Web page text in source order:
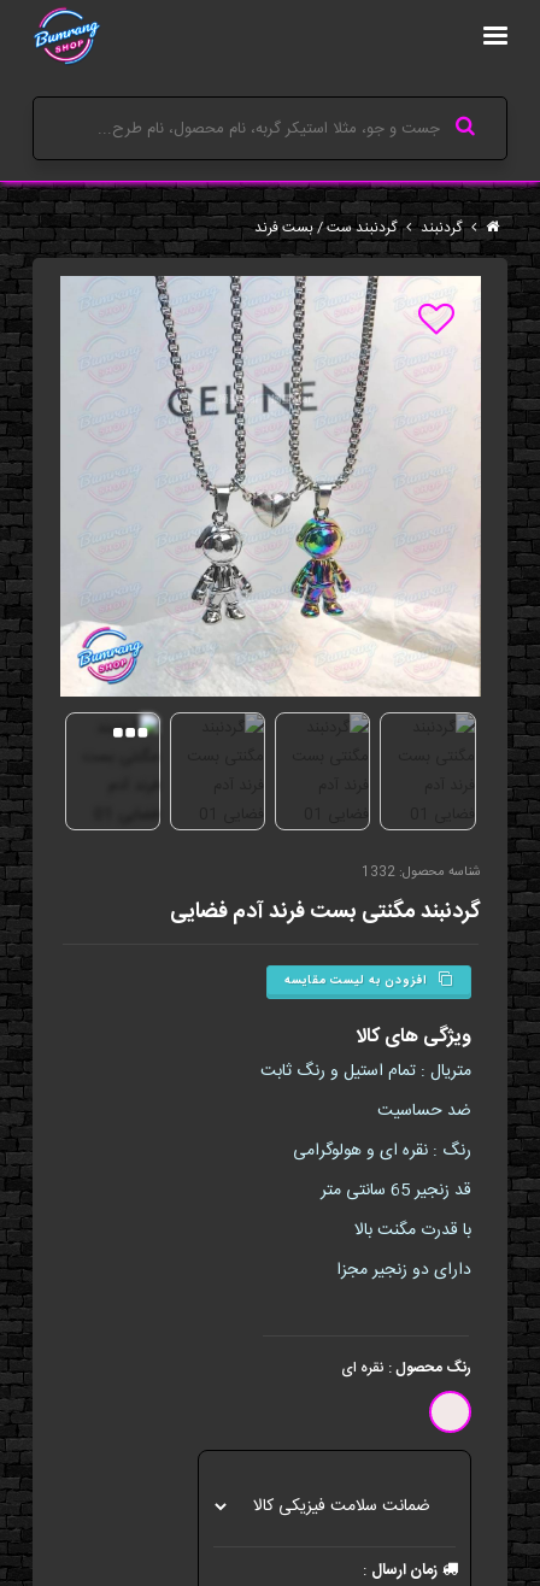
گردنبند گردنبند ست / بست فرند
شناسه محصول: 1332
گردنبند مگنتی بست فرند آدم فضایی
افزودن به لیست مقایسه
ویژگی های کالا
متریال : تمام استیل و رنگ ثابت
ضد حساسیت
رنگ : نقره ای و هولوگرامی
قد زنجیر 65 سانتی متر
با قدرت مگنت بالا
دارای دو زنجیر مجزا
رنگ محصول: نقره ای
زمان ارسال :